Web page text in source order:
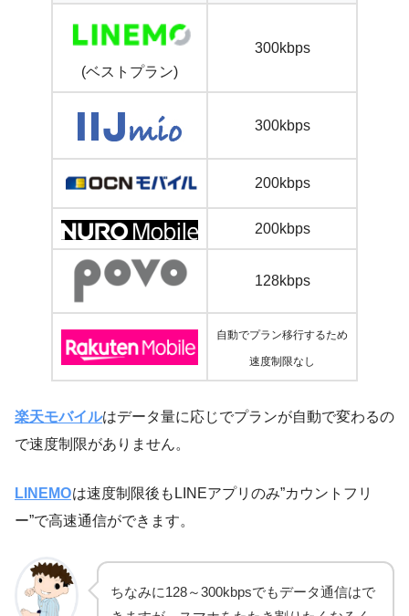
(ベストプラン)
300kbps
300kbps
200kbps
200kbps
128kbps
自動でプラン移行するため
速度制限なし
楽天モバイルはデータ量に応じでプランが自動で変わるの
で速度制限がありません。
LINEMOは速度制限後もLINEアプリのみ”カウントフリ
ー”で高速通信ができます。
ちなみに128～300kbpsでもデータ通信はで